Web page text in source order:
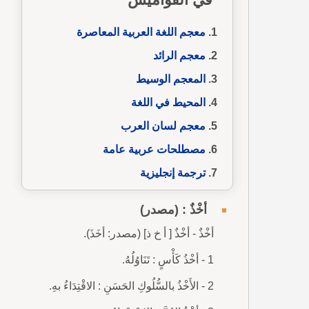
معجم اللغة العربية المعاصرة
معجم الرائد
المعجم الوسيط
المحيط في اللغة
معجم لسان العرب
مصطلحات عربية عامة
ترجمة إنجليزية
أخْذٌ : (مصدر)
أخْذٌ - أخْذٌ [ أ خ ذ] (مصدر: أخَذَ).
1 - أخْذُ كَأْسٍ : تَنَاوُلُهُ.
2 - الأَخْذُ بالسُّلُوكِ الحَسَنِ : الاقْتِدَاءُ بهِ.